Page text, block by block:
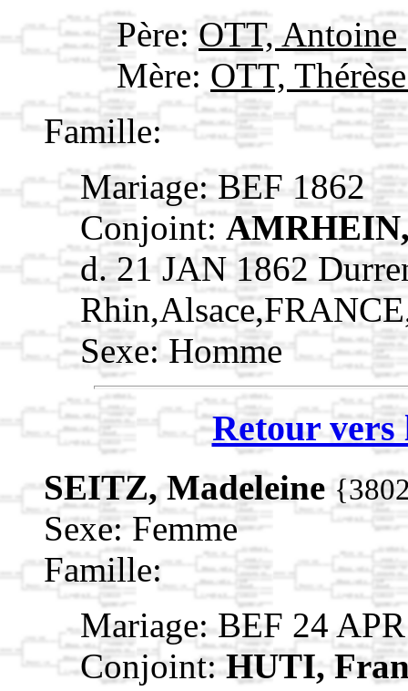
Père: OTT, Antoine
Mère: OTT,
Famille:
Mariage: BEF 1862
Conjoint:
d. 21 JAN 1862
Sexe: Homme
Retour vers
SEITZ, Madeleine
Sexe: Femme
Famille:
Mariage: BEF 24
Conjoint: HUTI,